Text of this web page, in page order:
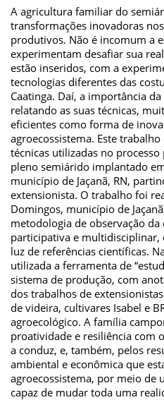
A agricultura familiar do
transformações inovadoras
produtivos. Não é incomum a
experimentam desafiar sua
estão inseridos, com a
tecnologias diferentes das
Caatinga. Daí, a importância
relatando as suas técnicas,
eficientes como forma de
agroecossistema. Este
técnicas utilizadas no
pleno semiárido implantado
município de Jaçanã, RN,
extensionista. O trabalho foi
Domingos, município de
metodologia de observação
participativa e multidisciplinar,
luz de referências científicas.
utilizada a ferramenta de
sistema de produção, com
dos trabalhos de
de videira, cultivares Isabel e
agroecológico. A família
proatividade e resiliência com
a conduz, e, também, pelos
ambiental e econômica que
agroecossistema, por meio de
capaz de mudar toda uma